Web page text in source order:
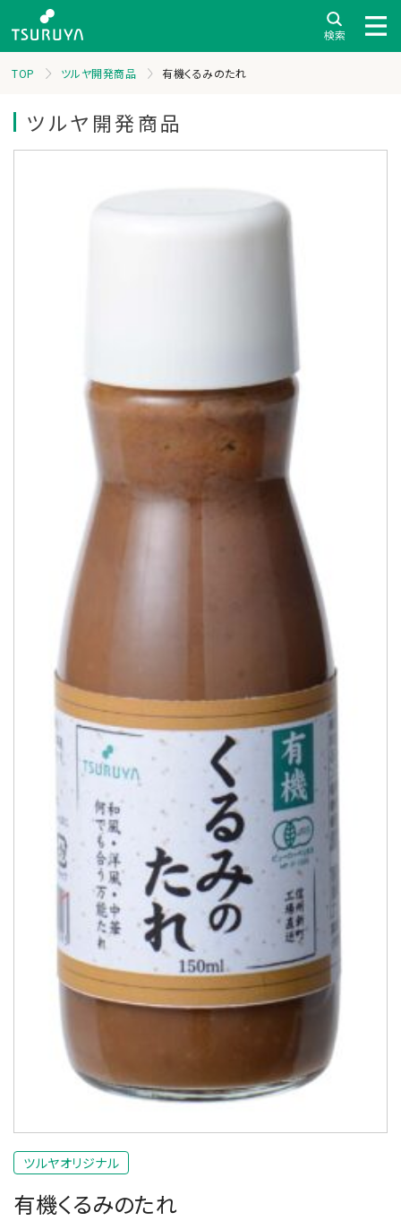
TOP ツルヤ開発商品 有機くるみのたれ
ツルヤ開発商品
ツルヤオリジナル
有機くるみのたれ